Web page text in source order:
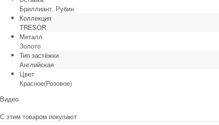
Бриллиант, Рубин
Коллекция
TRESOR
Металл
Золото
Тип застёжки
Английская
Цвет
Красное(Розовое)
Видео
С этим товаром покупают